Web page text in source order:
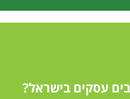
עסקים בישראל?